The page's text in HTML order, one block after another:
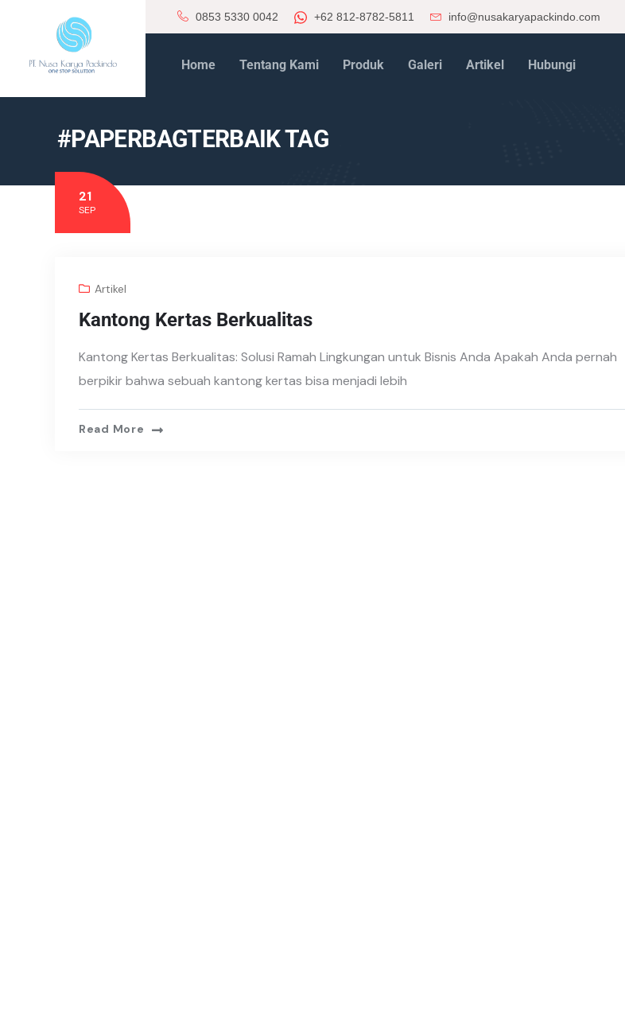
0853 5330 0042 +62 812-8782-5811 info@nusakaryapackindo.com
Home Tentang Kami Produk Galeri Artikel Hubungi
#PAPERBAGTERBAIK TAG
21
SEP
Artikel
Kantong Kertas Berkualitas
Kantong Kertas Berkualitas: Solusi Ramah Lingkungan untuk Bisnis Anda Apakah Anda pernah
berpikir bahwa sebuah kantong kertas bisa menjadi lebih
Read More